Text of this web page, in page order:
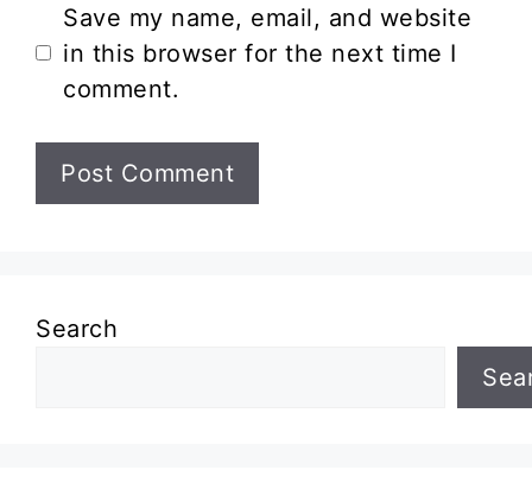
Website
Save my name, email, and website
in this browser for the next time I
comment.
Search